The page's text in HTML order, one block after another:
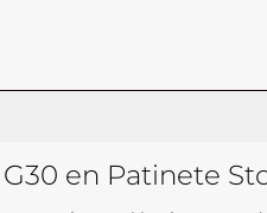
en Patinete